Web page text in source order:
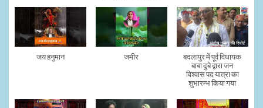
जय हनुमान जमीर
बदलापुर में पूर्व विधायक
बाबा दुबे द्वारा जन
विश्वास पद यात्रा का
शुभारम्भ किया गया